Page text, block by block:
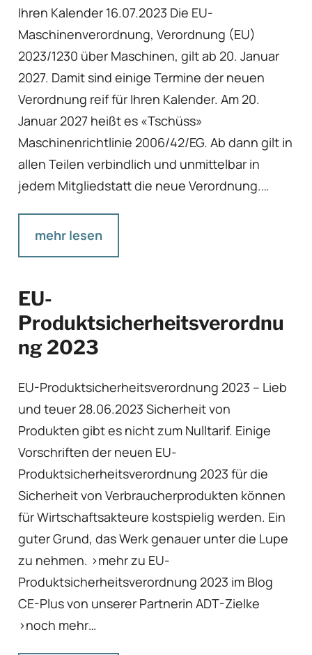
Ihren Kalender 16.07.2023 Die EU-
Maschinenverordnung, Verordnung (EU)
2023/1230 über Maschinen, gilt ab 20. Januar
2027. Damit sind einige Termine der neuen
Verordnung reif für Ihren Kalender. Am 20.
Januar 2027 heißt es «Tschüss»
Maschinenrichtlinie 2006/42/EG. Ab dann gilt in
allen Teilen verbindlich und unmittelbar in
jedem Mitgliedstatt die neue Verordnung.…
mehr lesen
EU-
Produktsicherheitsverordnu
ng 2023
EU-Produktsicherheitsverordnung 2023 – Lieb
und teuer 28.06.2023 Sicherheit von
Produkten gibt es nicht zum Nulltarif. Einige
Vorschriften der neuen EU-
Produktsicherheitsverordnung 2023 für die
Sicherheit von Verbraucherprodukten können
für Wirtschaftsakteure kostspielig werden. Ein
guter Grund, das Werk genauer unter die Lupe
zu nehmen. >mehr zu EU-
Produktsicherheitsverordnung 2023 im Blog
CE-Plus von unserer Partnerin ADT-Zielke
>noch mehr…